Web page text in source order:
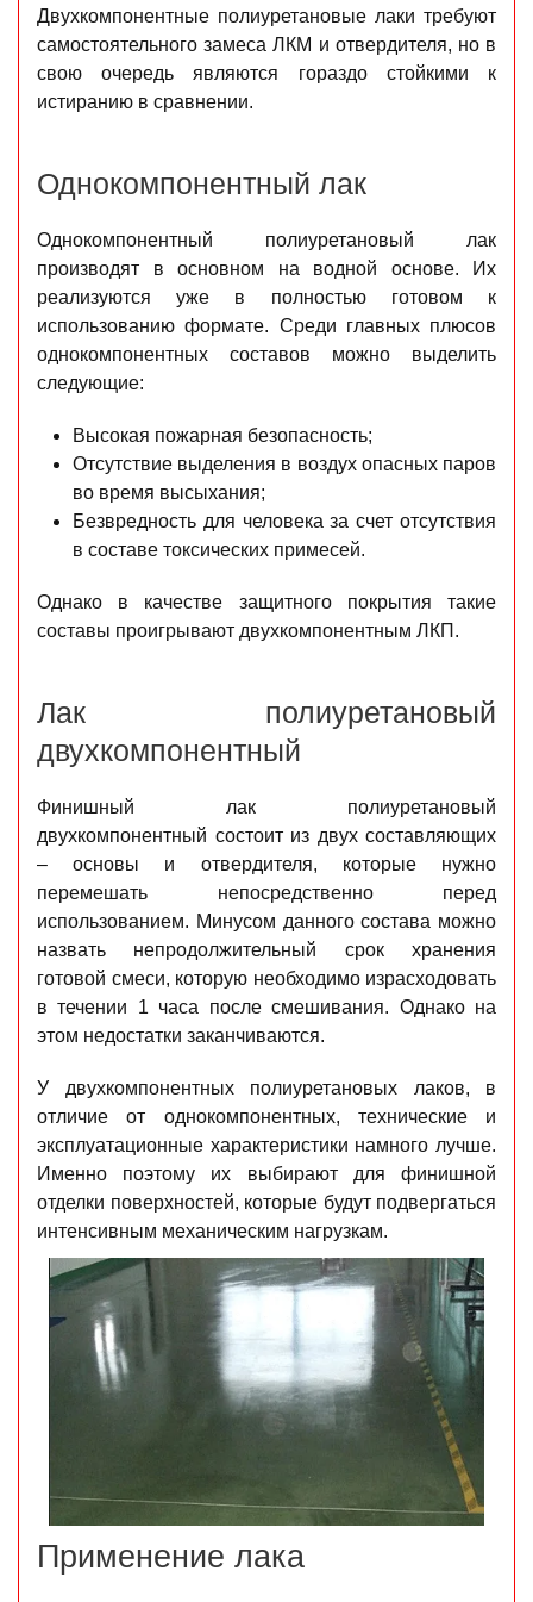
Двухкомпонентные полиуретановые лаки требуют
самостоятельного замеса ЛКМ и отвердителя, но в
свою очередь являются гораздо стойкими к
истиранию в сравнении.
Однокомпонентный лак
Однокомпонентный полиуретановый лак
производят в основном на водной основе. Их
реализуются уже в полностью готовом к
использованию формате. Среди главных плюсов
однокомпонентных составов можно выделить
следующие:
Высокая пожарная безопасность;
Отсутствие выделения в воздух опасных паров
во время высыхания;
Безвредность для человека за счет отсутствия
в составе токсических примесей.
Однако в качестве защитного покрытия такие
составы проигрывают двухкомпонентным ЛКП.
Лак полиуретановый
двухкомпонентный
Финишный лак полиуретановый
двухкомпонентный состоит из двух составляющих
– основы и отвердителя, которые нужно
перемешать непосредственно перед
использованием. Минусом данного состава можно
назвать непродолжительный срок хранения
готовой смеси, которую необходимо израсходовать
в течении 1 часа после смешивания. Однако на
этом недостатки заканчиваются.
У двухкомпонентных полиуретановых лаков, в
отличие от однокомпонентных, технические и
эксплуатационные характеристики намного лучше.
Именно поэтому их выбирают для финишной
отделки поверхностей, которые будут подвергаться
интенсивным механическим нагрузкам.
Применение лака